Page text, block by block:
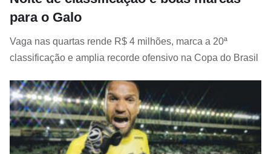
para o Galo
Vaga nas quartas rende R$ 4 milhões, marca a 20ª
classificação e amplia recorde ofensivo na Copa do Brasil